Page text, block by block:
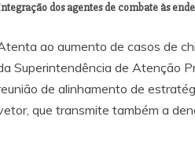
dos agentes de combate às
ao aumento de casos de
Superintendência de Atenção
de alinhamento de
que transmite também a